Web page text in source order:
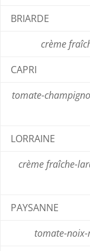
BRIARDE
crème
CAPRI
tomate-
LORRAINE
crème fraîche-
PAYSANNE
tomate-